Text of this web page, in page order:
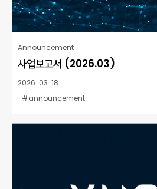
Announcement
사업보고서 (2026.03)
2026. 03. 18
#announcement